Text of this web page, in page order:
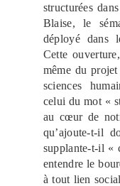
structurées
Blaise, le
déployé dans
Cette
même du
sciences
celui du mot «
au cœur de
qu’ajoute-t-il
supplante-t-il «
entendre le
à tout lien